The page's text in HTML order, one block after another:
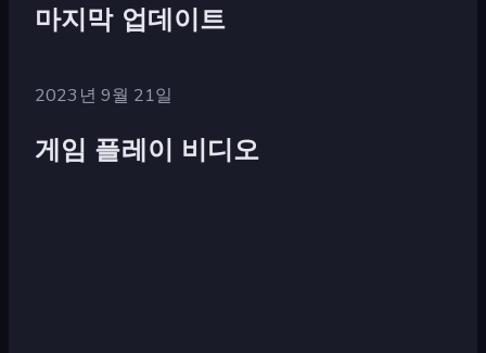
마지막 업데이트
2023년 9월 21일
게임 플레이 비디오